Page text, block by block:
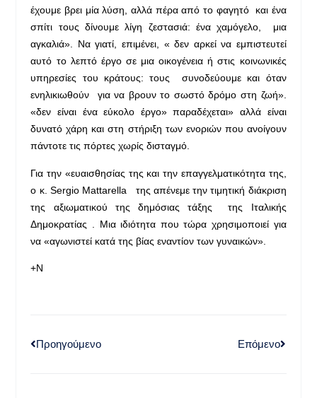
έχουμε βρει μία λύση, αλλά πέρα από το φαγητό και ένα
σπίτι τους δίνουμε λίγη ζεστασιά: ένα χαμόγελο, μια
αγκαλιά». Να γιατί, επιμένει, « δεν αρκεί να εμπιστευτεί
αυτό το λεπτό έργο σε μια οικογένεια ή στις κοινωνικές
υπηρεσίες του κράτους: τους συνοδεύουμε και όταν
ενηλικιωθούν για να βρουν το σωστό δρόμο στη ζωή».
«δεν είναι ένα εύκολο έργο» παραδέχεται» αλλά είναι
δυνατό χάρη και στη στήριξη των ενοριών που ανοίγουν
πάντοτε τις πόρτες χωρίς δισταγμό.
Για την «ευαισθησίας της και την επαγγελματικότητα της,
ο κ. Sergio Mattarella της απένεμε την τιμητική διάκριση
της αξιωματικού της δημόσιας τάξης της Ιταλικής
Δημοκρατίας . Μια ιδιότητα που τώρα χρησιμοποιεί για
να «αγωνιστεί κατά της βίας εναντίον των γυναικών».
+N
Προηγούμενο Επόμενο